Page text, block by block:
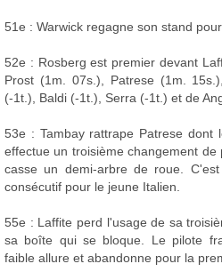
51e : Warwick regagne son stand
52e : Rosberg est premier devant
Prost (1m. 07s.), Patrese (1m.
(-1t.), Baldi (-1t.), Serra (-1t.) et de
53e : Tambay rattrape Patrese dont
effectue un troisième changement
casse un demi-arbre de roue.
consécutif pour le jeune Italien.
55e : Laffite perd l'usage de sa
sa boîte qui se bloque. Le pilote
faible allure et abandonne pour la